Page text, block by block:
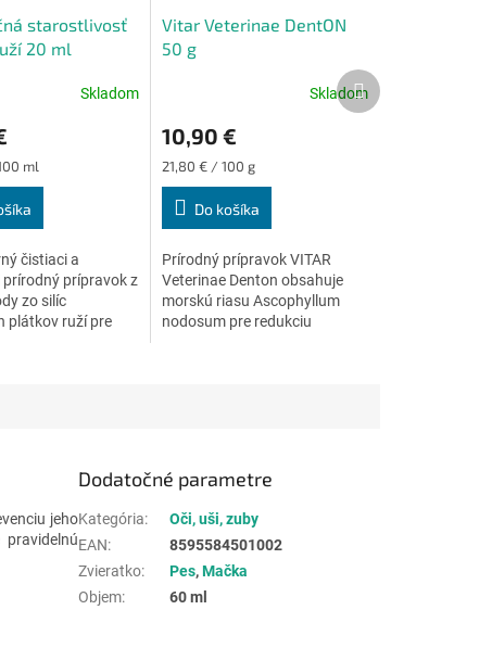
starostlivosť
20 ml
Skladom
ml
čistiaci a
prípravok z
zo silíc
plátkov ruží pre
Vitar Veterinae DentON
50 g
produktu
je
4,8
Skladom
10,90 €
Jednotková
cena:
21,80 € / 100 g
Do košíka
Prírodný prípravok VITAR
Veterinae Denton obsahuje
morskú riasu Ascophyllum
nodosum pre redukciu
Ďalší
produkt
jeho
Dodatočné parametre
Kategória:
Oči, uši, zuby
EAN:
8595584501002
Zvieratko: Pes,Mačka
Objem: 60 ml